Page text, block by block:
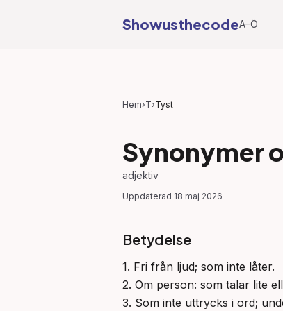
ShowusthecodeA–Ö
Hem›T›Tyst
Synonymer
adjektiv
Uppdaterad 18 maj 2026
Betydelse
1. Fri från ljud; som inte låter.
2. Om person: som talar lite
3. Som inte uttrycks i ord;